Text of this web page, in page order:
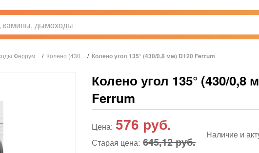
Феррум / Колено (430 / Колено угол 135° (430/0,8 мм) D120 Ferrum
Колено угол 135° (430/0,8
Ferrum
Наличие и
Цена: 576 руб.
Старая цена: 645,12 руб.